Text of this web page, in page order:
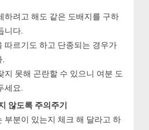
하려고 해도 같은 도배지를 구하
니다.
따르기도 하고 단종되는 경우가
.
지 못해 곤란할 수 있으니 여분 도
세요.
않도록 주의주기
부분이 있는지 체크 해 달라고 하